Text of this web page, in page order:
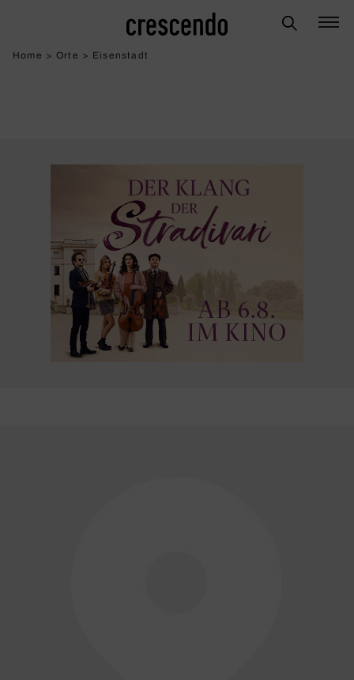
Home > Orte > Eisenstadt